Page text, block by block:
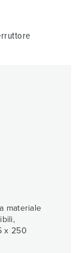
materiale
x 250